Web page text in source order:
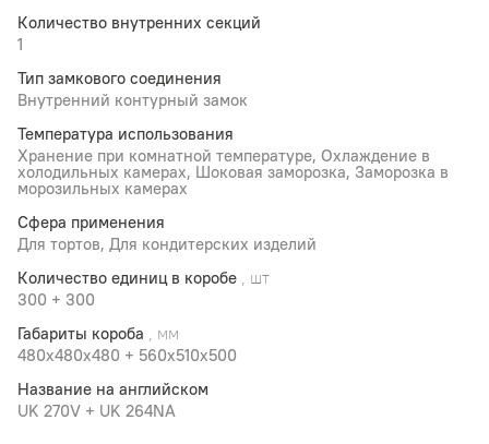
Количество внутренних секций
1
Тип замкового соединения
Внутренний контурный замок
Температура использования
Хранение при комнатной температуре, Охлаждение в
холодильных камерах, Шоковая заморозка, Заморозка в
морозильных камерах
Сфера применения
Для тортов, Для кондитерских изделий
Количество единиц в коробе , шт
300 + 300
Габариты короба , мм
480х480х480 + 560x510х500
Название на английском
UK 270V + UK 264NA